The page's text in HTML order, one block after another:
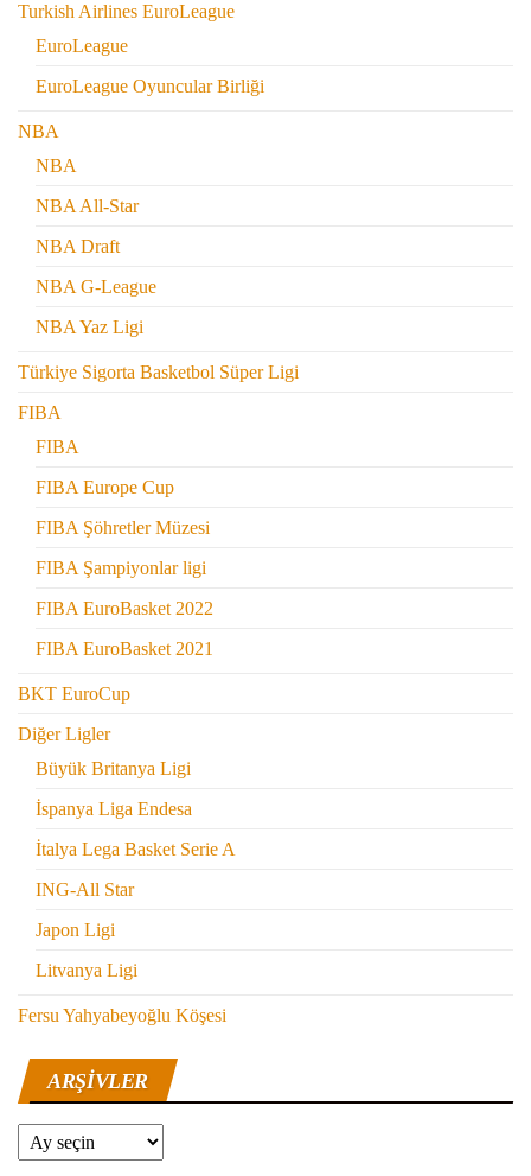
Turkish Airlines EuroLeague
EuroLeague
EuroLeague Oyuncular Birliği
NBA
NBA
NBA All-Star
NBA Draft
NBA G-League
NBA Yaz Ligi
Türkiye Sigorta Basketbol Süper Ligi
FIBA
FIBA
FIBA Europe Cup
FIBA Şöhretler Müzesi
FIBA Şampiyonlar ligi
FIBA EuroBasket 2022
FIBA EuroBasket 2021
BKT EuroCup
Diğer Ligler
Büyük Britanya Ligi
İspanya Liga Endesa
İtalya Lega Basket Serie A
ING-All Star
Japon Ligi
Litvanya Ligi
Fersu Yahyabeyoğlu Köşesi
ARŞIVLER
Arşivler